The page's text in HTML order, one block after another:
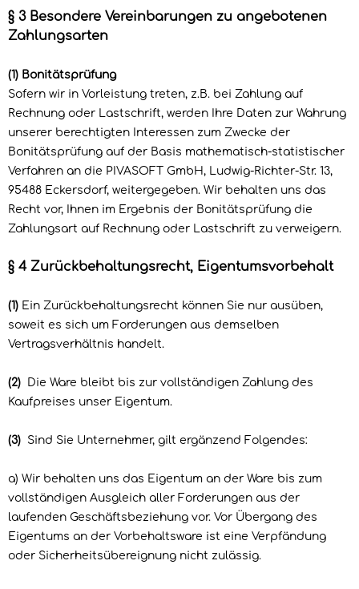
§ 3 Besondere Vereinbarungen zu angebotenen
Zahlungsarten
(1) Bonitätsprüfung
Sofern wir in Vorleistung treten, z.B. bei Zahlung auf
Rechnung oder Lastschrift, werden Ihre Daten zur Wahrung
unserer berechtigten Interessen zum Zwecke der
Bonitätsprüfung auf der Basis mathematisch-statistischer
Verfahren an die PIVASOFT GmbH, Ludwig-Richter-Str. 13,
95488 Eckersdorf, weitergegeben. Wir behalten uns das
Recht vor, Ihnen im Ergebnis der Bonitätsprüfung die
Zahlungsart auf Rechnung oder Lastschrift zu verweigern.
§ 4 Zurückbehaltungsrecht, Eigentumsvorbehalt
(1) Ein Zurückbehaltungsrecht können Sie nur ausüben,
soweit es sich um Forderungen aus demselben
Vertragsverhältnis handelt.
(2) Die Ware bleibt bis zur vollständigen Zahlung des
Kaufpreises unser Eigentum.
(3) Sind Sie Unternehmer, gilt ergänzend Folgendes:
a) Wir behalten uns das Eigentum an der Ware bis zum
vollständigen Ausgleich aller Forderungen aus der
laufenden Geschäftsbeziehung vor. Vor Übergang des
Eigentums an der Vorbehaltsware ist eine Verpfändung
oder Sicherheitsübereignung nicht zulässig.